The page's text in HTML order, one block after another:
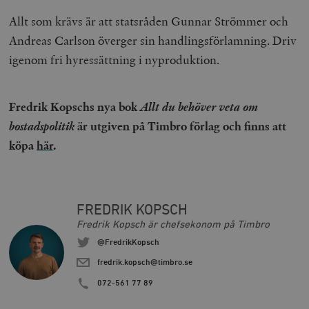
Allt som krävs är att statsråden Gunnar Strömmer och
Andreas Carlson överger sin handlingsförlamning. Driv
igenom fri hyressättning i nyproduktion.
Fredrik Kopschs nya bokAllt du behöver veta om
bostadspolitikär utgiven på Timbro förlag och finns att
köpahär.
FREDRIK KOPSCH
Fredrik Kopsch är chefsekonom på Timbro
@FredrikKopsch
fredrik.kopsch@timbro.se
072-561 77 89
timbro.se
woocommerce_items_in_cart
timbro.se
{32}